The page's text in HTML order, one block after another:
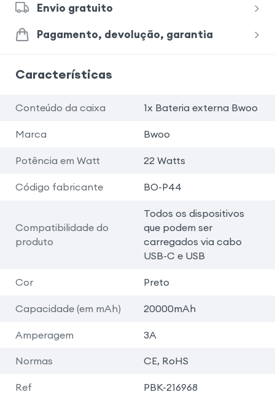
Envio gratuito
Pagamento, devolução, garantia
Características
Conteúdo da caixa 1x Bateria externa Bwoo
Marca Bwoo
Potência em Watt 22 Watts
Código fabricante BO-P44
Compatibilidade do
produto
Todos os dispositivos
que podem ser
carregados via cabo
USB-C e USB
Cor Preto
Capacidade (em mAh) 20000mAh
Amperagem 3A
Normas CE, RoHS
Ref PBK-216968